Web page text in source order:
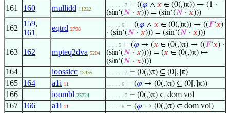
161 160 mullidd 11222
. . . . . . 7 ⊢ ((𝜑 ∧ 𝑥 ∈ (0(,)π)) → (1 ·
(sin‘(𝑁 · 𝑥))) = (sin‘(𝑁 · 𝑥)))
162
159,
161
eqtrd 2798
. . . . . 6 ⊢ ((𝜑 ∧ 𝑥 ∈ (0(,)π)) → ((𝐹‘𝑥)
· (sin‘(𝑁 · 𝑥))) = (sin‘(𝑁 · 𝑥)))
163 162 mpteq2dva 5204
. . . . 5 ⊢ (𝜑 → (𝑥 ∈ (0(,)π) ↦ ((𝐹‘𝑥) ·
(sin‘(𝑁 · 𝑥)))) = (𝑥 ∈ (0(,)π) ↦
(sin‘(𝑁 · 𝑥))))
164 ioossicc 13455 . . . . . . 7 ⊢ (0(,)π) ⊆ (0[,]π)
165 164 a1i 11 . . . . . 6 ⊢ (𝜑 → (0(,)π) ⊆ (0[,]π))
166 ioombl 25724 . . . . . . 7 ⊢ (0(,)π) ∈ dom vol
167 166 a1i 11 . . . . . 6 ⊢ (𝜑 → (0(,)π) ∈ dom vol)